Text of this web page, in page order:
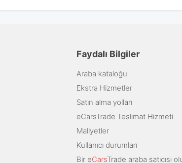
Faydalı Bilgiler
Araba kataloğu
Ekstra Hizmetler
Satın alma yolları
eCarsTrade Teslimat Hizmeti
Maliyetler
Kullanıcı durumları
Bir eCarsTrade araba satıcısı